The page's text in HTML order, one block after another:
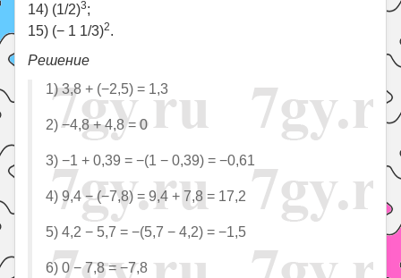
14) (1/2)3;
15) (− 1 1/3)2.
Решение
1) 3,8 + (−2,5) = 1,3
2) −4,8 + 4,8 = 0
3) −1 + 0,39 = −(1 − 0,39) = −0,61
4) 9,4 − (−7,8) = 9,4 + 7,8 = 17,2
5) 4,2 − 5,7 = −(5,7 − 4,2) = −1,5
6) 0 − 7,8 = −7,8